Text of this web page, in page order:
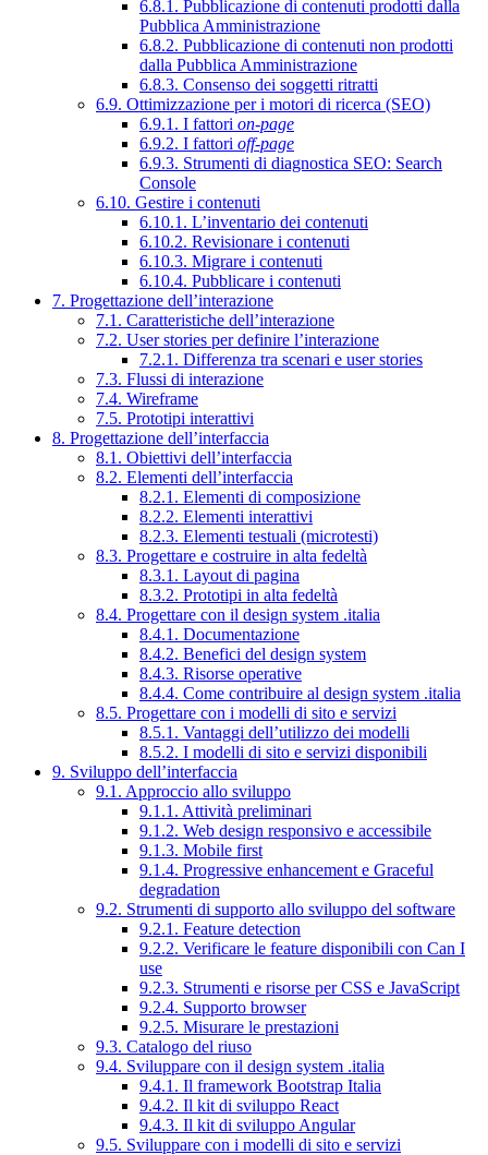
6.8.1. Pubblicazione di contenuti prodotti dalla
Pubblica Amministrazione
6.8.2. Pubblicazione di contenuti non prodotti
dalla Pubblica Amministrazione
6.8.3. Consenso dei soggetti ritratti
6.9. Ottimizzazione per i motori di ricerca (SEO)
6.9.1. I fattori on-page
6.9.2. I fattori off-page
6.9.3. Strumenti di diagnostica SEO: Search
Console
6.10. Gestire i contenuti
6.10.1. L’inventario dei contenuti
6.10.2. Revisionare i contenuti
6.10.3. Migrare i contenuti
6.10.4. Pubblicare i contenuti
7. Progettazione dell’interazione
7.1. Caratteristiche dell’interazione
7.2. User stories per definire l’interazione
7.2.1. Differenza tra scenari e user stories
7.3. Flussi di interazione
7.4. Wireframe
7.5. Prototipi interattivi
8. Progettazione dell’interfaccia
8.1. Obiettivi dell’interfaccia
8.2. Elementi dell’interfaccia
8.2.1. Elementi di composizione
8.2.2. Elementi interattivi
8.2.3. Elementi testuali (microtesti)
8.3. Progettare e costruire in alta fedeltà
8.3.1. Layout di pagina
8.3.2. Prototipi in alta fedeltà
8.4. Progettare con il design system .italia
8.4.1. Documentazione
8.4.2. Benefici del design system
8.4.3. Risorse operative
8.4.4. Come contribuire al design system .italia
8.5. Progettare con i modelli di sito e servizi
8.5.1. Vantaggi dell’utilizzo dei modelli
8.5.2. I modelli di sito e servizi disponibili
9. Sviluppo dell’interfaccia
9.1. Approccio allo sviluppo
9.1.1. Attività preliminari
9.1.2. Web design responsivo e accessibile
9.1.3. Mobile first
9.1.4. Progressive enhancement e Graceful
degradation
9.2. Strumenti di supporto allo sviluppo del software
9.2.1. Feature detection
9.2.2. Verificare le feature disponibili con Can I
use
9.2.3. Strumenti e risorse per CSS e JavaScript
9.2.4. Supporto browser
9.2.5. Misurare le prestazioni
9.3. Catalogo del riuso
9.4. Sviluppare con il design system .italia
9.4.1. Il framework Bootstrap Italia
9.4.2. Il kit di sviluppo React
9.4.3. Il kit di sviluppo Angular
9.5. Sviluppare con i modelli di sito e servizi